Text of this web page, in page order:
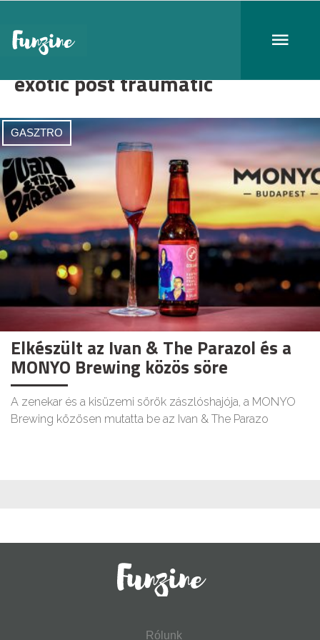
exotic post traumatic
GASZTRO
Elkészült az Ivan & The Parazol és a
MONYO Brewing közös söre
A zenekar és a kisüzemi sörök zászlóshajója, a MONYO
Brewing közösen mutatta be az Ivan & The Parazo
Rólunk